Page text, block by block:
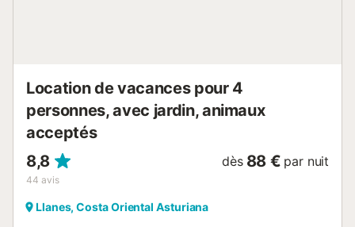
Location de vacances pour 4
personnes, avec jardin, animaux
acceptés
8,8
44 avis
dès 88 € par nuit
Llanes, Costa Oriental Asturiana